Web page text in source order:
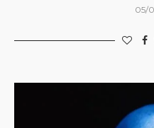
05/